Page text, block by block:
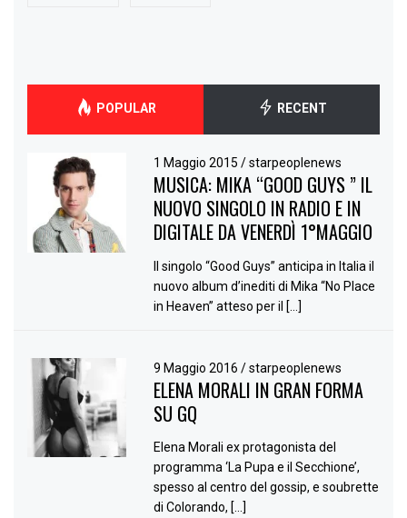
POPULAR RECENT
1 Maggio 2015/ starpeoplenews
MUSICA: MIKA “GOOD GUYS ” IL
NUOVO SINGOLO IN RADIO E IN
DIGITALE DA VENERDÌ 1°MAGGIO
Il singolo “Good Guys” anticipa in Italia il
nuovo album d’inediti di Mika “No Place
in Heaven” atteso per il […]
9 Maggio 2016/ starpeoplenews
ELENA MORALI IN GRAN FORMA
SU GQ
Elena Morali ex protagonista del
programma ‘La Pupa e il Secchione’,
spesso al centro del gossip, e soubrette
di Colorando, […]